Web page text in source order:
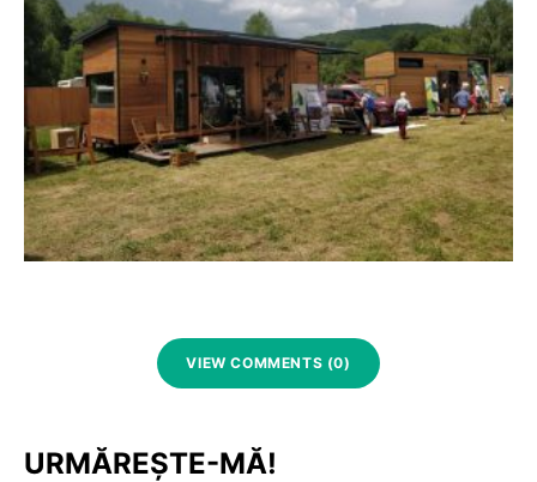
VIEW COMMENTS (0)
URMĂREȘTE-MĂ!